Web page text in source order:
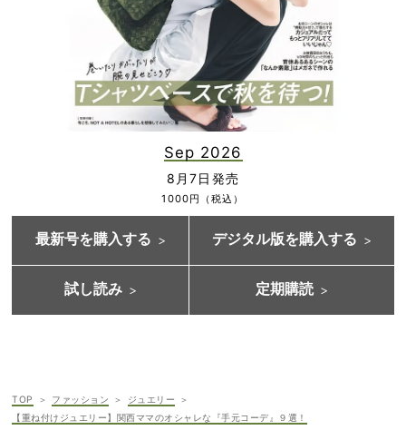
Sep 2026
8月7日発売
1000円（税込）
最新号を購入する デジタル版を購入する
試し読み 定期購読
TOP ファッション
ジュエリー
【重ね付けジュエリー】関西ママのオシャレな『手元コーデ』９選！